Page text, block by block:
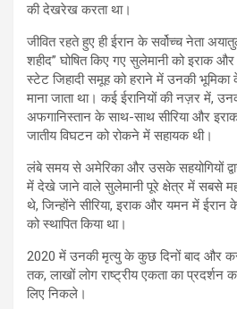
की देखरेख करता था।
जीवित रहते हुए ही ईरान के सर्वोच्च नेता
शहीद” घोषित किए गए सुलेमानी को इराक और
स्टेट जिहादी समूह को हराने में उनकी
माना जाता था। कई ईरानियों की नज़र में,
अफगानिस्तान के साथ-साथ सीरिया और
जातीय विघटन को रोकने में सहायक थी।
लंबे समय से अमेरिका और उसके सहयोगियों
में देखे जाने वाले सुलेमानी पूरे क्षेत्र में सबसे
थे, जिन्होंने सीरिया, इराक और यमन में
को स्थापित किया था।
2020 में उनकी मृत्यु के कुछ दिनों बाद और
तक, लाखों लोग राष्ट्रीय एकता का
लिए निकले।